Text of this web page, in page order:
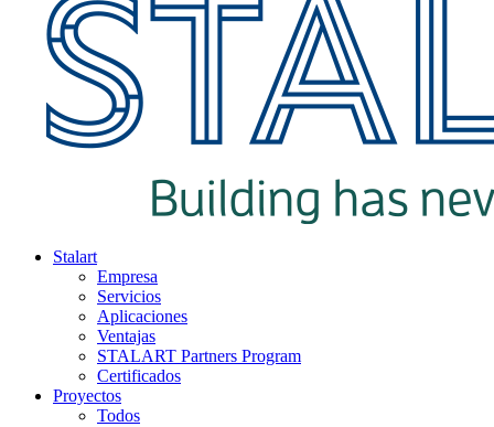
Stalart
Empresa
Servicios
Aplicaciones
Ventajas
STALART Partners Program
Certificados
Proyectos
Todos